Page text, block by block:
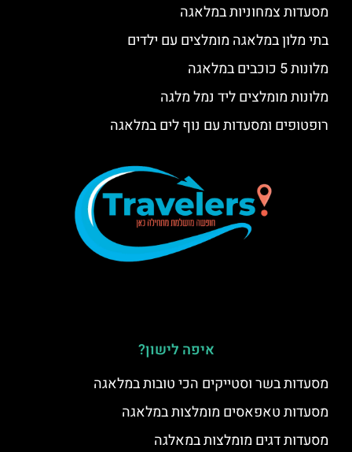
מסעדות צמחוניות במלאגה
בתי מלון במלאגה מומלצים עם ילדים
מלונות 5 כוכבים במלאגה
מלונות מומלצים ליד נמל מלגה
רופטופים ומסעדות עם נוף לים במלאגה
איפה לישון?
מסעדות בשר וסטייקים הכי טובות במלאגה
מסעדות טאפאסים מומלצות במלאגה
מסעדות דגים מומלצות במאלגה